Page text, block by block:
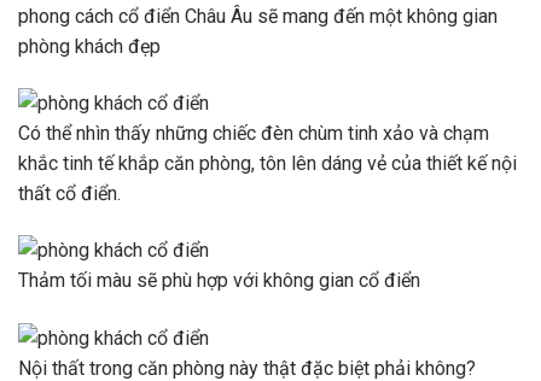
phong cách cổ điển Châu Âu sẽ mang đến một không gian
phòng khách đẹp
Có thể nhìn thấy những chiếc đèn chùm tinh xảo và chạm
khắc tinh tế khắp căn phòng, tôn lên dáng vẻ của thiết kế nội
thất cổ điển.
Thảm tối màu sẽ phù hợp với không gian cổ điển
Nội thất trong căn phòng này thật đặc biệt phải không?